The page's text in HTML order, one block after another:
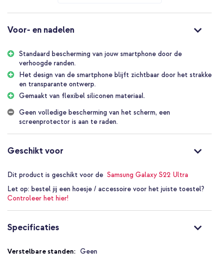
De backcover is gemaakt van hoge kwaliteit siliconen. Het hoesje
voor extra grip waardoor de smartphone minder snel uit je handen
en stoten. De verhoogde randen komen tot over het scherm
waardoor de voorkant van je smartphone ook voor een deel
beschermd is.
Optimale pasvorm
Het design van jouw smartphone blijft volledig zichtbaar door het
een optimale pasvorm. Door het lichte gewicht en slanke design is
het hoesje amper merkbaar om de telefoon. Het hoesje is
Ondersteunt draadloos opladen
steeds wanneer je de Accezz Clear Backcover gebruikt. Wel zo
handig!
Waarom de Accezz Clear Backcover?
Beschermt je smartphone van vallen en stoten door
Het design van jouw smartphone blijft goed zichtbaar
Zit strak vast om het toestel door de perfecte pasvorm
Voor- en nadelen
Standaard bescherming van jouw smartphone door de
verhoogde randen.
Het design van de smartphone blijft zichtbaar door het strakke
en transparante ontwerp.
Gemaakt van flexibel siliconen materiaal.
Geen volledige bescherming van het scherm, een
screenprotector is aan te raden.
Geschikt voor
Dit product is geschikt voor de Samsung Galaxy S22 Ultra
Let op: bestel jij een hoesje / accessoire voor het juiste toestel?
Controleer het hier!
Specificaties
Specificaties
Geen